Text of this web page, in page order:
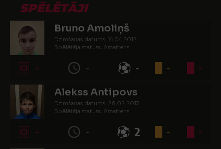
SPĒLĒTĀJI
Bruno Amoliņš
Dzimšanas datums: 14.04.2012.
Spēlētāja statuss: Amatieris
- - - - -
Alekss Antipovs
Dzimšanas datums: 26.02.2013.
Spēlētāja statuss: Amatieris
- - 2 - -